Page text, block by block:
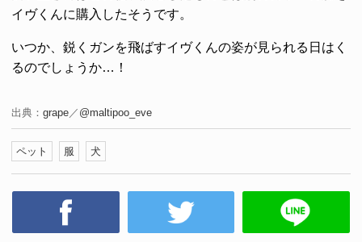
イヴくんに購入したそうです。
いつか、鋭くガンを飛ばすイヴくんの姿が見られる日はく
るのでしょうか…！
出典： grape／ @maltipoo_eve
ペット 服 犬